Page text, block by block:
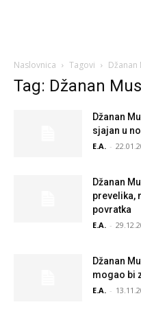
Naslovnica Tagovi Džanan
Tag: Džanan
Džanan
sjajan u
E.A. -
Džanan
prevelika,
povratka
E.A. -
Džanan
mogao bi
E.A. -